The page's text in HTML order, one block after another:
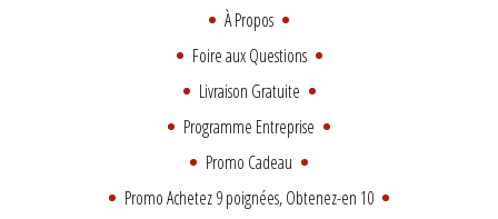
À Propos
Foire aux Questions
Livraison Gratuite
Programme Entreprise
Promo Cadeau
Promo Achetez 9 poignées, Obtenez-en 10